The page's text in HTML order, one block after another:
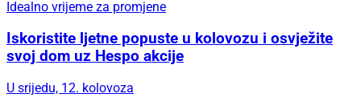
Idealno vrijeme za promjene
Iskoristite ljetne popuste u kolovozu i osvježite
svoj dom uz Hespo akcije
U srijedu, 12. kolovoza